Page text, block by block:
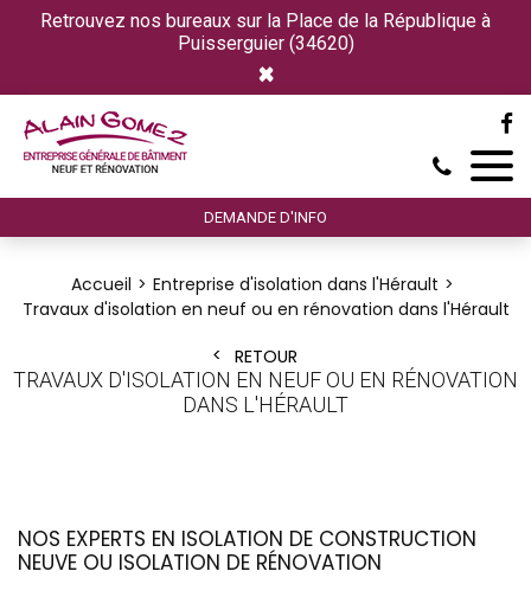
Retrouvez nos bureaux sur la Place de la République à
Puisserguier (34620)
×
DEMANDE D'INFO
Accueil
Entreprise d'isolation dans l'Hérault
Travaux d'isolation en neuf ou en rénovation dans l'Hérault
RETOUR
TRAVAUX D'ISOLATION EN NEUF OU EN RÉNOVATION
DANS L'HÉRAULT
NOS EXPERTS EN ISOLATION DE CONSTRUCTION
NEUVE OU ISOLATION DE RÉNOVATION